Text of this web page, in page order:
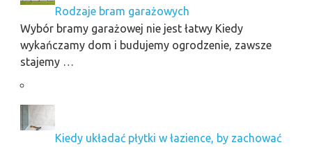
Rodzaje bram garażowych
Wybór bramy garażowej nie jest łatwy Kiedy
wykańczamy dom i budujemy ogrodzenie, zawsze
stajemy …
Kiedy układać płytki w łazience, by zachować